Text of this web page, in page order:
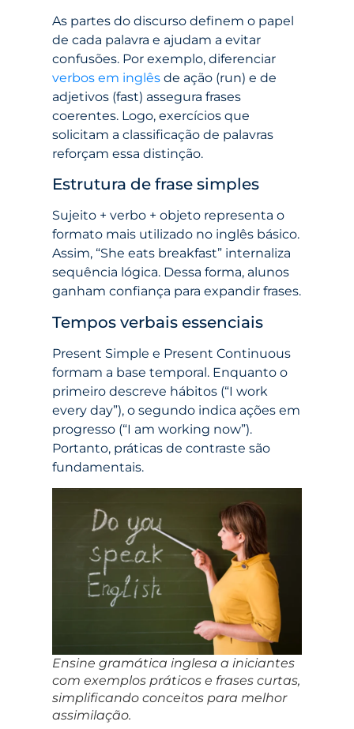
As partes do discurso definem o papel
de cada palavra e ajudam a evitar
confusões. Por exemplo, diferenciar
verbos em inglês de ação (run) e de
adjetivos (fast) assegura frases
coerentes. Logo, exercícios que
solicitam a classificação de palavras
reforçam essa distinção.
Estrutura de frase simples
Sujeito + verbo + objeto representa o
formato mais utilizado no inglês básico.
Assim, “She eats breakfast” internaliza
sequência lógica. Dessa forma, alunos
ganham confiança para expandir frases.
Tempos verbais essenciais
Present Simple e Present Continuous
formam a base temporal. Enquanto o
primeiro descreve hábitos (“I work
every day”), o segundo indica ações em
progresso (“I am working now”).
Portanto, práticas de contraste são
fundamentais.
Ensine gramática inglesa a iniciantes
com exemplos práticos e frases curtas,
simplificando conceitos para melhor
assimilação.